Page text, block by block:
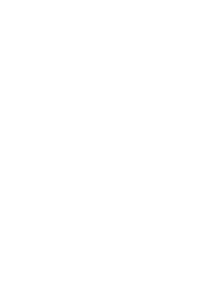
奧西 Alessandro